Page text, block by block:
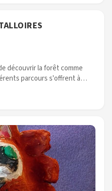
découvrir la forêt comme
parcours s'offrent à